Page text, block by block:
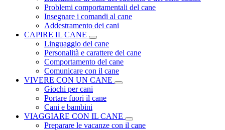
Problemi comportamentali del cane
Insegnare i comandi al cane
Addestramento dei cani
CAPIRE IL CANE
Linguaggio del cane
Personalità e carattere del cane
Comportamento del cane
Comunicare con il cane
VIVERE CON UN CANE
Giochi per cani
Portare fuori il cane
Cani e bambini
VIAGGIARE CON IL CANE
Preparare le vacanze con il cane